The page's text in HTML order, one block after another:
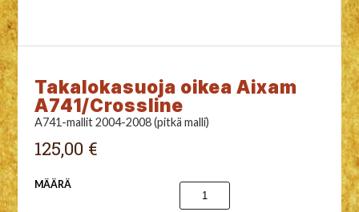
Takalokasuoja oikea Aixam
A741/Crossline
A741-mallit 2004-2008 (pitkä malli)
125,00 €
MÄÄRÄ